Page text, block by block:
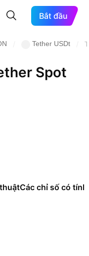
Bắt đầu
Tether USDt
Spot
Các chỉ số có